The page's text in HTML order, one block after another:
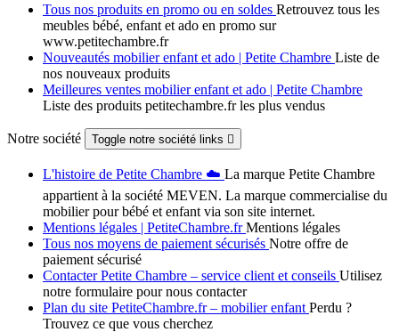
Tous nos produits en promo ou en soldes Retrouvez tous les
meubles bébé, enfant et ado en promo sur
www.petitechambre.fr
Nouveautés mobilier enfant et ado | Petite Chambre Liste de
nos nouveaux produits
Meilleures ventes mobilier enfant et ado | Petite Chambre
Liste des produits petitechambre.fr les plus vendus
Notre société Toggle notre société links 
L'histoire de Petite Chambre ☁️ La marque Petite Chambre
appartient à la société MEVEN. La marque commercialise du
mobilier pour bébé et enfant via son site internet.
Mentions légales | PetiteChambre.frMentions légales
Tous nos moyens de paiement sécurisés Notre offre de
paiement sécurisé
Contacter Petite Chambre – service client et conseils Utilisez
notre formulaire pour nous contacter
Plan du site PetiteChambre.fr – mobilier enfant Perdu ?
Trouvez ce que vous cherchez